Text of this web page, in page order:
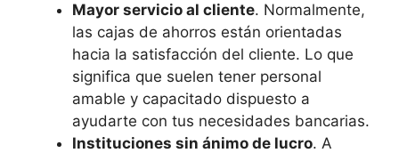
Mayor servicio al cliente. Normalmente,
las cajas de ahorros están orientadas
hacia la satisfacción del cliente. Lo que
significa que suelen tener personal
amable y capacitado dispuesto a
ayudarte con tus necesidades bancarias.
Instituciones sin ánimo de lucro. A